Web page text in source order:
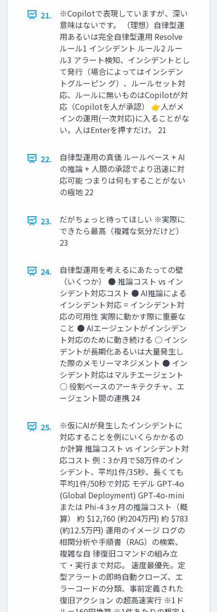
21.
※Copilotで表現していますが、深い
意味はないです。 （理想）自律型運
用あるいは完全自律型運用 Resolve
ルール1 インシデント ルール2 ルー
ル3 アラート検知、インシデントとし
て発行（場合によってはインシデン
トグルーピン グ）、ルールセット対
応、ルールに無いものはCopilotが対
応（Copilotを人が承認） 👉人がメ
インの運用(一次対応)に入ることがな
い。人はEnterを押すだけ。 21
22.
自律型運用の真価 ルールベース + AI
の推論 + 人間の承認でより迅速に対
応可能 つまりは何もすることがない
の極地 22
23.
だがちょっと待ってほしい ※実際に
できたら最高（複雑な気分だけど）
23
24.
自律型運用を考えるにあたっての壁
（いくつか） ● 推論コスト vs イン
シデント対応コスト ● AI推論による
インシデント対応 = インシデント対
応の可用性 実際に動かす際に重要な
こと ● AIエージェントがインシデン
ト対応のために動き続ける ○ インシ
デントが長期化あるいは大量発生し
た際のメモリーマネジメント ● イン
シデント対応はマルチエージェント
○ 役割ベースのアーキテクチャ、エ
ージェント間の連携 24
25.
※仮にAIが発生したインシデントに
対応することを例にいくらかかるの
か計算 推論コスト vs インシデント対
応コスト 例：3か月で58万件のイン
シデント、平均1件/35秒、長くても
平均1件/50秒で対応 モデル GPT-4o
(Global Deployment) GPT-4o-mini
または Phi-4 3ヶ月の推論コスト（概
算） 約 $12,760 (約204万円) 約 $783
(約12.5万円) 運用のイメージ ログの
相関分析や手順書（RAG）の検索、
複雑な自 律復旧コマンドの組み立
て・実行まで対応。 速度最優先。定
型アラートの即時自動クローズ、エ
ラーコードの分類、事前定義された
復旧アクション の超高速実行 ※1ド